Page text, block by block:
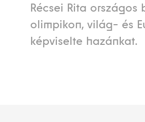
Récsei Rita
olimpikon, világ- és
képviselte hazánkat.